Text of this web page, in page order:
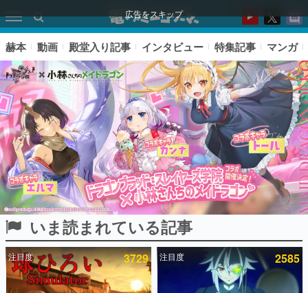
広告をスキップ
ピックアップ
電ファミのいま読まれている記事ランキング
赫本 動画 殿堂入り記事 インタビュー 特集記事 マンガ
いま読まれている記事
注目度 3729 注目度 2585